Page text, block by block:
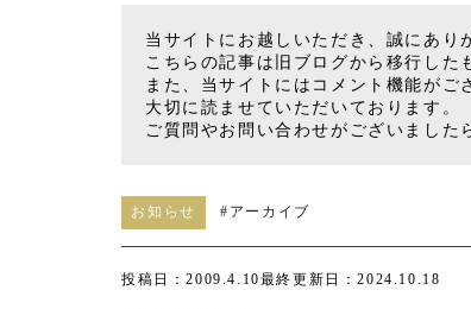
当サイトにお越しいただき、誠にあり
こちらの記事は旧ブログから移行した
また、当サイトにはコメント機能が
大切に読ませていただいております。
ご質問やお問い合わせがございました
お知らせ # アーカイブ
投稿日：2009.4.10最終更新日：2024.10.18